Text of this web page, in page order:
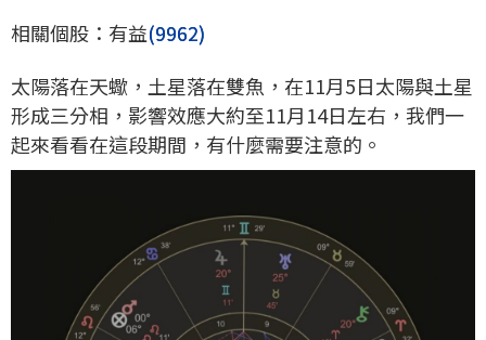
相關個股：有益(9962)
太陽落在天蠍，土星落在雙魚，在11月5日太陽與土星
形成三分相，影響效應大約至11月14日左右，我們一
起來看看在這段期間，有什麼需要注意的。